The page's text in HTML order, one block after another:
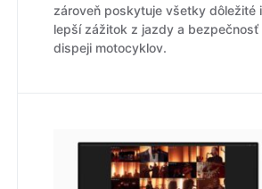
zároveň poskytuje všetky dôležité
lepší zážitok z jazdy a bezpečnosť
dispeji motocyklov.